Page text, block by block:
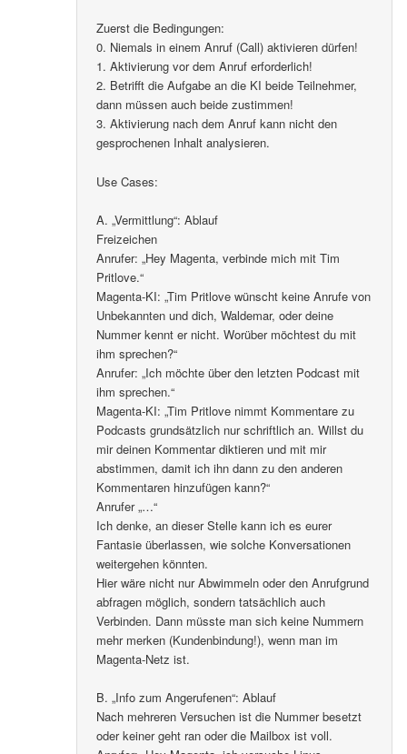
Zuerst die Bedingungen:
0. Niemals in einem Anruf (Call) aktivieren dürfen!
1. Aktivierung vor dem Anruf erforderlich!
2. Betrifft die Aufgabe an die KI beide Teilnehmer,
dann müssen auch beide zustimmen!
3. Aktivierung nach dem Anruf kann nicht den
gesprochenen Inhalt analysieren.
Use Cases:
A. „Vermittlung“: Ablauf
Freizeichen
Anrufer: „Hey Magenta, verbinde mich mit Tim
Pritlove.“
Magenta-KI: „Tim Pritlove wünscht keine Anrufe von
Unbekannten und dich, Waldemar, oder deine
Nummer kennt er nicht. Worüber möchtest du mit
ihm sprechen?“
Anrufer: „Ich möchte über den letzten Podcast mit
ihm sprechen.“
Magenta-KI: „Tim Pritlove nimmt Kommentare zu
Podcasts grundsätzlich nur schriftlich an. Willst du
mir deinen Kommentar diktieren und mit mir
abstimmen, damit ich ihn dann zu den anderen
Kommentaren hinzufügen kann?“
Anrufer „…“
Ich denke, an dieser Stelle kann ich es eurer
Fantasie überlassen, wie solche Konversationen
weitergehen könnten.
Hier wäre nicht nur Abwimmeln oder den Anrufgrund
abfragen möglich, sondern tatsächlich auch
Verbinden. Dann müsste man sich keine Nummern
mehr merken (Kundenbindung!), wenn man im
Magenta-Netz ist.
B. „Info zum Angerufenen“: Ablauf
Nach mehreren Versuchen ist die Nummer besetzt
oder keiner geht ran oder die Mailbox ist voll.